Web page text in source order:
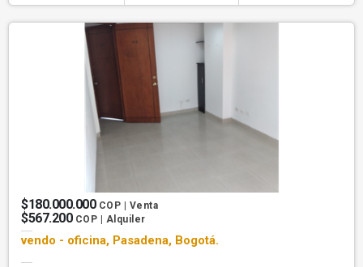
$180.000.000 COP | Venta
$567.200 COP | Alquiler
vendo - oficina, Pasadena, Bogotá.